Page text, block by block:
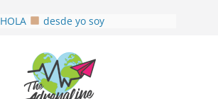
HOLA
desde yo soy
EL SENDERO DEL CACAO: Excelente
opción
HOSPEDAJE AL NATURALSHH !!